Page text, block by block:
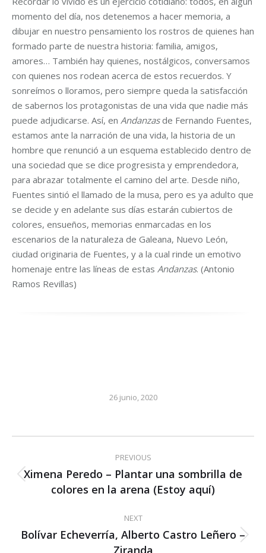
momento del día, nos detenemos a hacer memoria, a
dibujar en nuestro pensamiento los rostros de quienes han
formado parte de nuestra historia: familia, amigos,
amores… También hay quienes, nostálgicos, conversamos
con quienes nos rodean acerca de estos recuerdos. Y
sonreímos o lloramos, pero siempre queda la satisfacción
de sabernos los protagonistas de una vida que nadie más
puede adjudicarse. Así, en Andanzasde Fernando Fuentes,
estamos ante la narración de una vida, la historia de un
hombre que renunció a un esquema establecido dentro de
una sociedad que se dice progresista y emprendedora,
para abrazar totalmente el camino del arte. Desde niño,
Fuentes sintió el llamado de la musa, pero es ya adulto que
se decide y en adelante sus días estarán cubiertos de
colores, ensueños, memorias enmarcadas en los
escenarios de la naturaleza de Galeana, Nuevo León,
ciudad originaria de Fuentes, y a la cual rinde un emotivo
homenaje entre las líneas de estas Andanzas. (Antonio
Ramos Revillas)
26 junio, 2020
navigation
PREVIOUS
Previous
post:
Ximena Peredo – Plantar una sombrilla de
colores en la arena (Estoy aquí)
NEXT
Next
Bolívar Echeverría, Alberto Castro Leñero –
Ziranda